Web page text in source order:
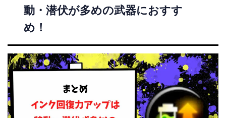
動・潜伏が多めの武器におすす
め！